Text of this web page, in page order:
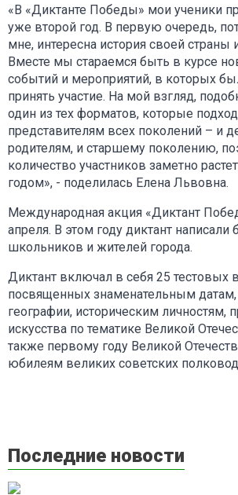
«В «Диктанте Победы» мои ученики
уже второй год. В первую очередь,
мне, интересна история своей страны
Вместе мы стараемся быть в курсе
событий и мероприятий, в которых
принять участие. На мой взгляд,
один из тех форматов, которые
представителям всех поколений – и
родителям, и старшему поколению,
количество участников заметно
годом», - поделилась Елена Львовна.
Международная акция «Диктант
апреля. В этом году диктант написали
школьников и жителей города.
Диктант включал в себя 25 тестовых
посвященных знаменательным
географии, историческим личностям,
искусства по тематике Великой
также первому году Великой
юбилеям великих советских
Последние новости